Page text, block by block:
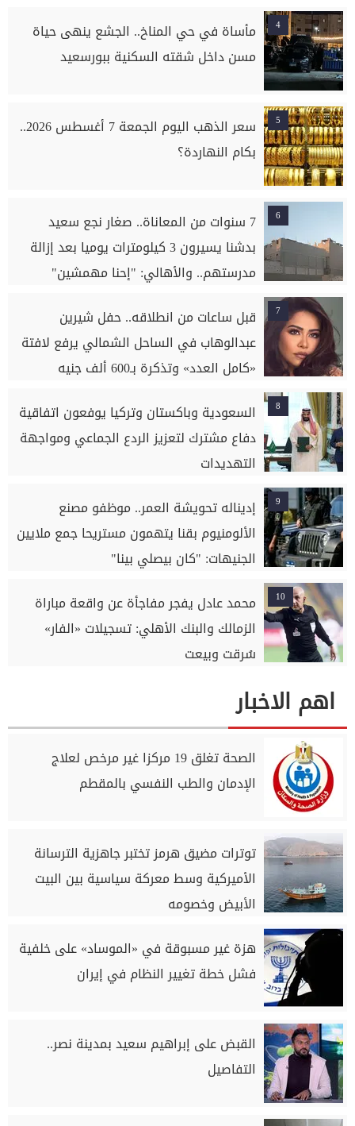
4
مأساة في حي المناخ.. الجشع ينهى حياة
مسن داخل شقته السكنية ببورسعيد
5
سعر الذهب اليوم الجمعة 7 أغسطس 2026..
بكام النهاردة؟
6
7 سنوات من المعاناة.. صغار نجع سعيد
بدشنا يسيرون 3 كيلومترات يوميا بعد إزالة
مدرستهم.. والأهالي: "إحنا مهمشين"
7
قبل ساعات من انطلاقه.. حفل شيرين
عبدالوهاب في الساحل الشمالي يرفع لافتة
«كامل العدد» وتذكرة بـ600 ألف جنيه
8
السعودية وباكستان وتركيا يوفعون اتفاقية
دفاع مشترك لتعزيز الردع الجماعي ومواجهة
التهديدات
9
إديناله تحويشة العمر.. موظفو مصنع
الألومنيوم بقنا يتهمون مستريحا جمع ملايين
الجنيهات: "كان بيصلي بينا"
10
محمد عادل يفجر مفاجأة عن واقعة مباراة
الزمالك والبنك الأهلي: تسجيلات «الفار»
سُرقت وبيعت
اهم الاخبار
الصحة تغلق 19 مركزا غير مرخص لعلاج
الإدمان والطب النفسي بالمقطم
توترات مضيق هرمز تختبر جاهزية الترسانة
الأميركية وسط معركة سياسية بين البيت
الأبيض وخصومه
هزة غير مسبوقة في «الموساد» على خلفية
فشل خطة تغيير النظام في إيران
القبض على إبراهيم سعيد بمدينة نصر..
التفاصيل